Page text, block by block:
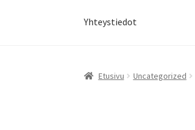
Yhteystiedot
Etusivu Uncategorized